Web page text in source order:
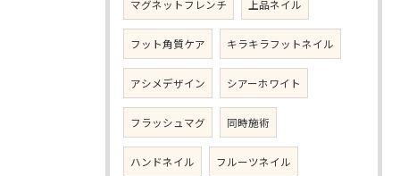
マグネットフレンチ 上品ネイル
フット角質ケア キラキラフットネイル
アシメデザイン シアーホワイト
フラッシュマグ 同時施術
ハンドネイル フルーツネイル